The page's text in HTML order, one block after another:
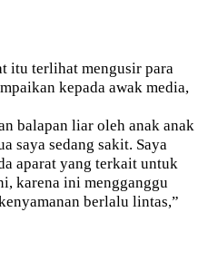
itu terlihat mengusir para
kepada awak media,
balapan liar oleh anak anak
saya sedang sakit. Saya
aparat yang terkait untuk
karena ini mengganggu
berlalu lintas,”